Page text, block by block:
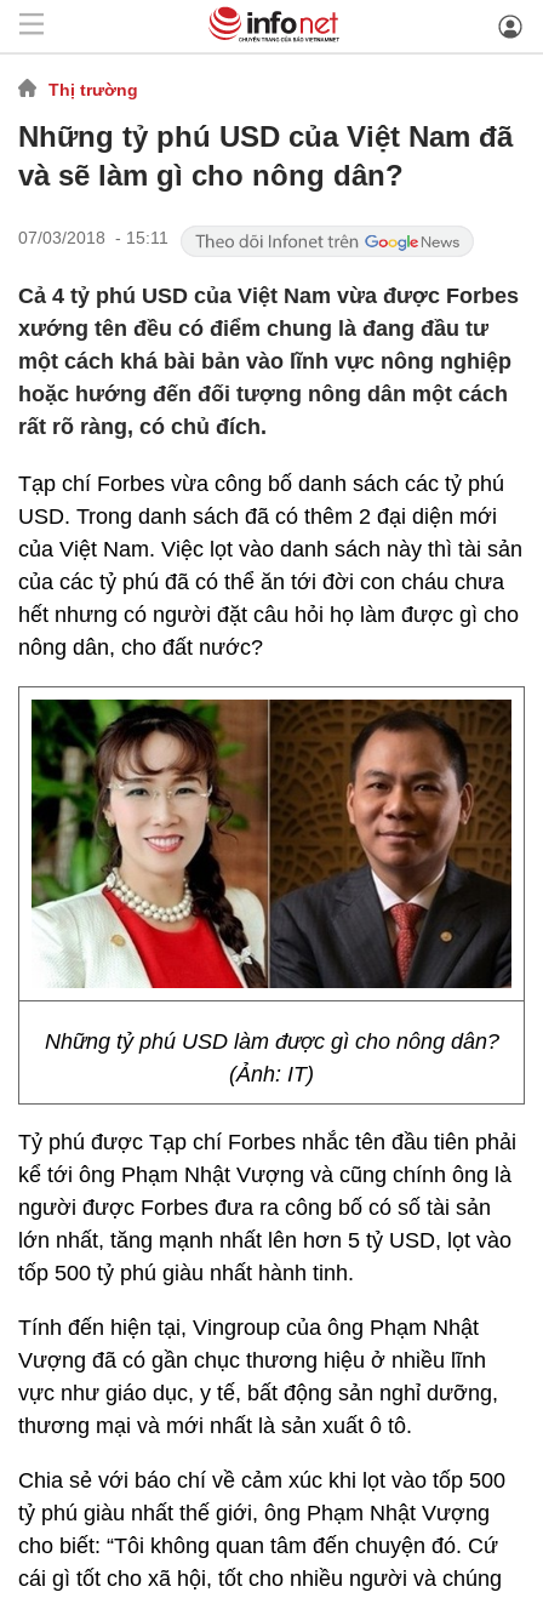
Thị trường
Những tỷ phú USD của Việt Nam đã
và sẽ làm gì cho nông dân?
07/03/2018 - 15:11
Cả 4 tỷ phú USD của Việt Nam vừa được Forbes
xướng tên đều có điểm chung là đang đầu tư
một cách khá bài bản vào lĩnh vực nông nghiệp
hoặc hướng đến đối tượng nông dân một cách
rất rõ ràng, có chủ đích.
Tạp chí Forbes vừa công bố danh sách các tỷ phú
USD. Trong danh sách đã có thêm 2 đại diện mới
của Việt Nam. Việc lọt vào danh sách này thì tài sản
của các tỷ phú đã có thể ăn tới đời con cháu chưa
hết nhưng có người đặt câu hỏi họ làm được gì cho
nông dân, cho đất nước?
Những tỷ phú USD làm được gì cho nông dân?
(Ảnh: IT)
Tỷ phú được Tạp chí Forbes nhắc tên đầu tiên phải
kể tới ông Phạm Nhật Vượng và cũng chính ông là
người được Forbes đưa ra công bố có số tài sản
lớn nhất, tăng mạnh nhất lên hơn 5 tỷ USD, lọt vào
tốp 500 tỷ phú giàu nhất hành tinh.
Tính đến hiện tại, Vingroup của ông Phạm Nhật
Vượng đã có gần chục thương hiệu ở nhiều lĩnh
vực như giáo dục, y tế, bất động sản nghỉ dưỡng,
thương mại và mới nhất là sản xuất ô tô.
Chia sẻ với báo chí về cảm xúc khi lọt vào tốp 500
tỷ phú giàu nhất thế giới, ông Phạm Nhật Vượng
cho biết: “Tôi không quan tâm đến chuyện đó. Cứ
cái gì tốt cho xã hội, tốt cho nhiều người và chúng